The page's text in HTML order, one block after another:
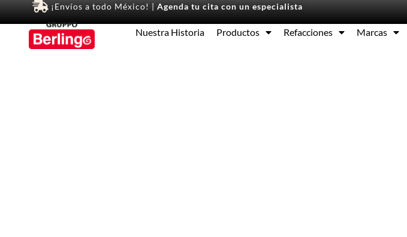
¡Envíos a todo México! | Agenda tu cita con un especialista
Nuestra Historia Productos Refacciones Marcas